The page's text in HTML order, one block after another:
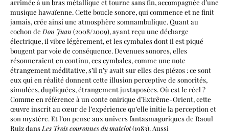
arrimée à un bras métallique et tourne sans fin, accompagnée d’une
musique hawaïenne. Cette boucle sonore, qui commence et ne finit
jamais, crée ainsi une atmosphère somnambulique. Quant au
cochon de Don Juan (2008/2009), ayant reçu une décharge
électrique, il vibre légèrement, et les cymbales dont il est piqué
bougent par voie de conséquence. Devenues sonores, elles
résonneraient en continu, ces cymbales, comme une note
étrangement méditative, s’il n’y avait sur elles des piézos : ce sont
eux qui en réalité donnent cette illusion perceptive de sonorités,
simulées, dupliquées, étrangement juxtaposées. Où est le réel ?
Comme en référence à un conte onirique d’Extrême-Orient, cette
œuvre inscrit au cœur de l’expérience qu’elle initie la perception et
son mystère. Et l’on pense aux univers fantasmagoriques de Raoul
Ruiz dans Les Trois couronnes du matelot(1983). Aussi